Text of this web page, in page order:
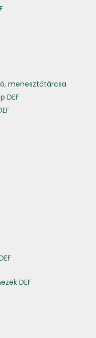
menesztőtárcsa
DEF
DEF